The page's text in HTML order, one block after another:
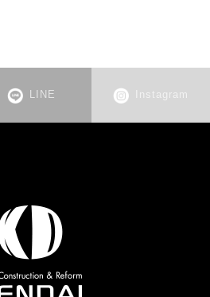
LINE Instagram